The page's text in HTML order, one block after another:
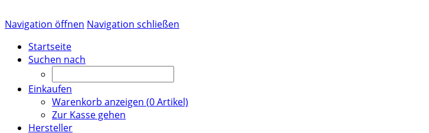
Navigation öffnen Navigation schließen
Startseite
Suchen nach
Einkaufen
Warenkorb anzeigen (0Artikel)
Zur Kasse gehen
Hersteller